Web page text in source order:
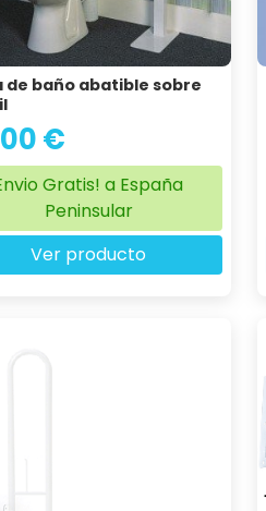
de baño abatible sobre
€
Gratis! a España
Peninsular
Ver producto